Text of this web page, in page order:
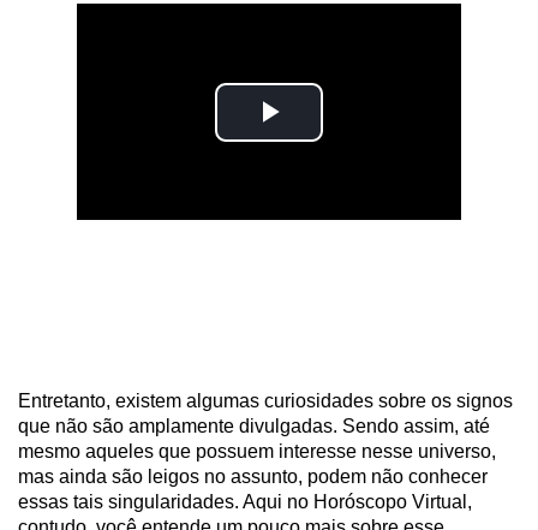
Entretanto, existem algumas curiosidades sobre os signos
que não são amplamente divulgadas. Sendo assim, até
mesmo aqueles que possuem interesse nesse universo,
mas ainda são leigos no assunto, podem não conhecer
essas tais singularidades. Aqui no Horóscopo Virtual,